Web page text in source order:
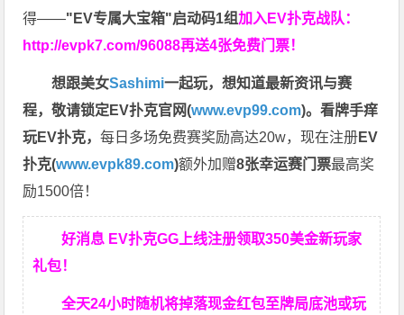
得——"EV专属大宝箱"启动码1组加入EV扑克战队：
http://evpk7.com/96088再送4张免费门票！
想跟美女Sashimi一起玩，想知道最新资讯与赛
程，敬请锁定EV扑克官网(www.evp99.com)。看牌手痒
玩EV扑克，每日多场免费赛奖励高达20w，现在注册EV
扑克(www.evpk89.com)额外加赠8张幸运赛门票最高奖
励1500倍！
好消息 EV扑克GG上线注册领取350美金新玩家
礼包！
全天24小时随机将掉落现金红包至牌局底池或玩